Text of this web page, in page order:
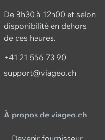
De 8h30 à 12h00 et selon
disponibilité en dehors
de ces heures.
+41 21 566 73 90
support@viageo.ch
À propos de viageo.ch